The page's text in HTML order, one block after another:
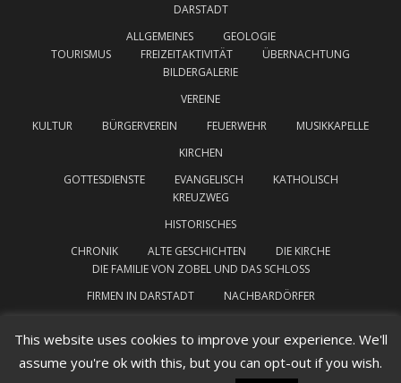
DARSTADT
ALLGEMEINES
GEOLOGIE
TOURISMUS
FREIZEITAKTIVITÄT
ÜBERNACHTUNG
BILDERGALERIE
VEREINE
KULTUR
BÜRGERVEREIN FEUERWEHR
MUSIKKAPELLE
KIRCHEN
GOTTESDIENSTE
EVANGELISCH
KATHOLISCH
KREUZWEG
HISTORISCHES
CHRONIK
ALTE GESCHICHTEN
DIE KIRCHE
DIE FAMILIE VON ZOBEL UND DAS SCHLOSS
FIRMEN IN DARSTADT
NACHBARDÖRFER
INTERESSANTE LINKS
DATENSCHUTZERKLÄRUNG
This website uses cookies to improve your experience. We'll
assume you're ok with this, but you can opt-out if you wish.